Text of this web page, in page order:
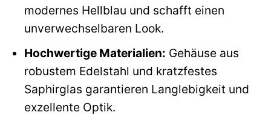
modernes Hellblau und schafft einen
unverwechselbaren Look.
Hochwertige Materialien: Gehäuse aus
robustem Edelstahl und kratzfestes
Saphirglas garantieren Langlebigkeit und
exzellente Optik.